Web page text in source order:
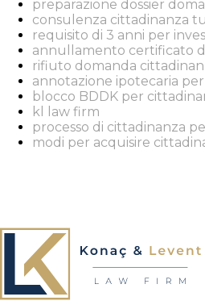
preparazione dossier
consulenza cittadinanza
requisito di 3 anni per
annullamento certificato
rifiuto domanda
annotazione ipotecaria
blocco BDDK per
kl law firm
processo di cittadinanza
modi per acquisire